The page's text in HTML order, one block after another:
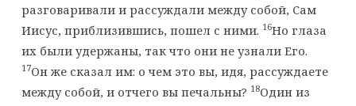
разговаривали и рассуждали между собой, Сам
Иисус, приблизившись, пошел с ними. 16Но глаза
их были удержаны, так что они не узнали Его.
17Он же сказал им: о чем это вы, идя, рассуждаете
между собой, и отчего вы печальны? 18Один из